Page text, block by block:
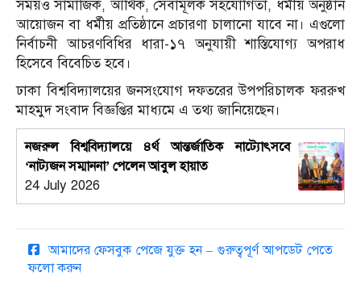
সময়ও সামাজিক, আর্থিক, সেবামূলক সহযোগিতা, ধর্মীয় অনুষ্ঠান
আয়োজন বা ধর্মীয় প্রতিষ্ঠানে প্রচারণা চালানো যাবে না। এগুলো
নির্বাচনী আচরণবিধির ধারা-১৭ অনুযায়ী শাস্তিযোগ্য অপরাধ
হিসেবে বিবেচিত হবে।
ঢাকা বিশ্ববিদ্যালয়ের জনসংযোগ দফতরের উপপরিচালক ফররুখ
মাহমুদ সংবাদ বিজ্ঞপ্তির মাধ্যমে এ তথ্য জানিয়েছেন।
নজরুল বিশ্ববিদ্যালয়ে ৪র্থ আন্তর্জাতিক নাট্যোৎসবে
‘নাট্যজন সম্মাননা’ পেলেন আবুল হায়াত
24 July 2026
আমাদের ফেসবুক পেজে যুক্ত হন – গুরুত্বপূর্ণ আপডেট পেতে
ফলো করুন